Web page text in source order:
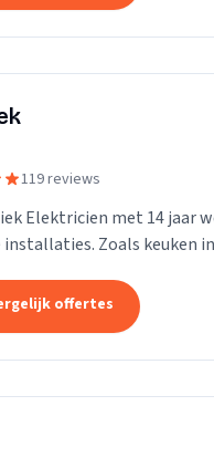
119 reviews
Elektricien met 14 jaar
Zoals keuken
offertes